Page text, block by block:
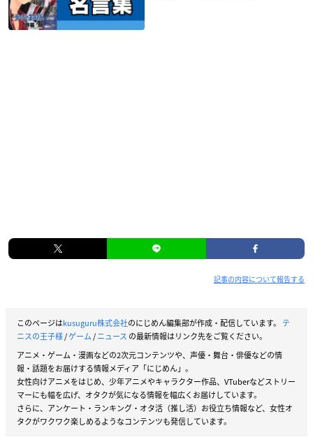
記事の内容について報告する
このページはkusuguru株式会社のにじめん編集部が作成・配信しています。 テ
ニスの王子様/ゲーム/ニュース の最新情報はリンク先をご覧ください。
アニメ・ゲーム・漫画などの2次元コンテンツや、声優・舞台・俳優などの情
報・話題をお届けする情報メディア「にじめん」。
女性向けアニメをはじめ、少年アニメやキャラクター作品、VTuberなどストリー
マーにも幅を広げ、オタクが気になる情報を幅広くお届けしています。
さらに、アンケート・ランキング・オタ活（推し活）お役立ち情報など、女性オ
タクがワクワク楽しめるようなコンテンツも発信しています。